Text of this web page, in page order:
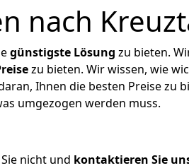
nach
günstigste Lösung zu bieten.
zu bieten. Wir wissen, wie
Ihnen die besten Preise zu
umgezogen werden muss.
nicht und kontaktieren Sie